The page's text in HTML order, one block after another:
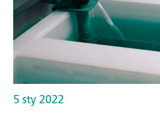
5 sty 2022